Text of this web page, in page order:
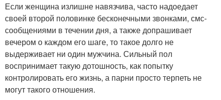
Если женщина излишне навязчива, часто надоедает
своей второй половинке бесконечными звонками, смс-
сообщениями в течении дня, а также допрашивает
вечером о каждом его шаге, то такое долго не
выдерживает ни один мужчина. Сильный пол
воспринимает такую дотошность, как попытку
контролировать его жизнь, а парни просто терпеть не
могут такого отношения.